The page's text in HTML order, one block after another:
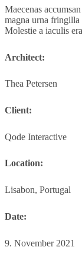
Maecenas
magna urna
Molestie a iaculis
Architect:
Thea Petersen
Client:
Qode Interactive
Location:
Lisabon, Portugal
Date:
9. November 2021